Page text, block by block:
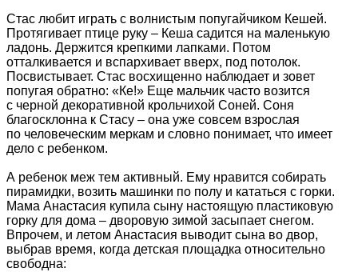
Стас любит играть с волнистым попугайчиком Кешей.
Протягивает птице руку – Кеша садится на маленькую
ладонь. Держится крепкими лапками. Потом
отталкивается и вспархивает вверх, под потолок.
Посвистывает. Стас восхищенно наблюдает и зовет
попугая обратно: «Ке!» Еще мальчик часто возится
с черной декоративной крольчихой Соней. Соня
благосклонна к Стасу – она уже совсем взрослая
по человеческим меркам и словно понимает, что имеет
дело с ребенком.
А ребенок меж тем активный. Ему нравится собирать
пирамидки, возить машинки по полу и кататься с горки.
Мама Анастасия купила сыну настоящую пластиковую
горку для дома – дворовую зимой засыпает снегом.
Впрочем, и летом Анастасия выводит сына во двор,
выбрав время, когда детская площадка относительно
свободна: